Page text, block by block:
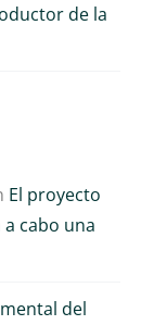
de la
El proyecto
cabo una
del